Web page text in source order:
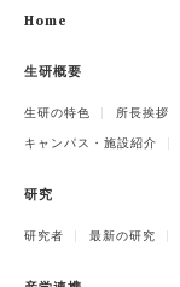
Home
生研概要
生研の特色 所長挨拶
キャンパス・施設紹介
研究
研究者 最新の研究